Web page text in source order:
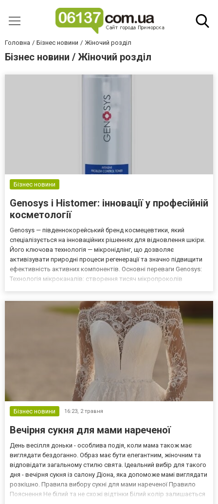
Головна Бізнес новини Жіночий розділ
Бізнес новини / Жіночий розділ
Бізнес новини
Genosys і Histomer: інновації у професійній
косметології
Genosys — південнокорейський бренд космецевтики, який
спеціалізується на інноваційних рішеннях для відновлення шкіри.
Його ключова технологія — мікронідлінг, що дозволяє
активізувати природні процеси регенерації та значно підвищити
ефективність активних компонентів. Основні переваги Genosys:
Технологія мікроканалів: створення тисяч мікропроколів
Бізнес новини 16:23, 2 травня
Вечірня сукня для мами нареченої
День весілля доньки - особлива подія, коли мама також має
виглядати бездоганно. Образ має бути елегантним, жіночним та
відповідати загальному стилю свята. Ідеальний вибір для такого
дня - вечірня сукня із салону Діона, яка допоможе мамі виглядати
розкішно. Правила вибору сукні для мами нареченої Правило
Пояснення Не білий та не схожі відтінки Білий колір залишається